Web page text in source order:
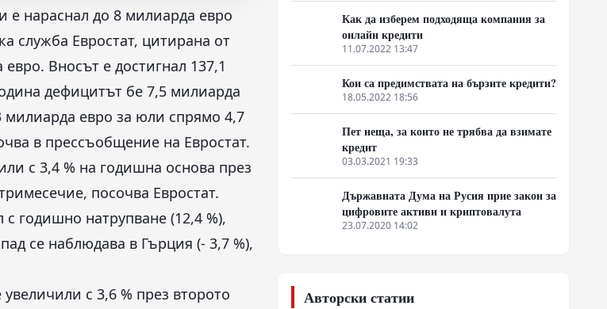
е нараснал до 8 милиарда евро
служба Евростат, цитирана от
Вносът е достигнал 137,1
дефицитът бе 7,5 милиарда
евро за юли спрямо 4,7
в прессъобщение на Евростат.
с 3,4 % на годишна основа през
посочва Евростат.
годишно натрупване (12,4 %),
се наблюдава в Гърция (- 3,7 %),
с 3,6 % през второто
Как да изберем подходяща компания за
онлайн кредити
11.07.2022 13:47
Кои са предимствата на бързите кредити?
18.05.2022 18:56
Пет неща, за които не трябва да взимате
кредит
03.03.2021 19:33
Държавната Дума на Русия прие закон за
цифровите активи и криптовалута
23.07.2020 14:02
Авторски статии